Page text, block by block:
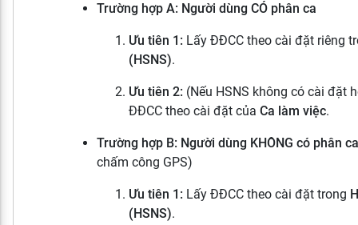
Trường hợp A: Người dùng CÓ phân ca
Ưu tiên 1: Lấy ĐĐCC theo cài đặt riêng
(HSNS).
Ưu tiên 2: (Nếu HSNS không có cài đặt
ĐĐCC theo cài đặt của Ca làm việc.
Trường hợp B: Người dùng KHÔNG có phân ca
chấm công GPS)
Ưu tiên 1: Lấy ĐĐCC theo cài đặt trong
(HSNS).